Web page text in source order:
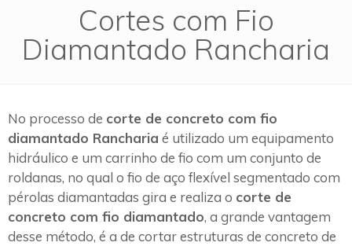
Cortes com Fio
Diamantado Rancharia
No processo de corte de concreto com fio
diamantado Rancharia é utilizado um equipamento
hidráulico e um carrinho de fio com um conjunto de
roldanas, no qual o fio de aço flexível segmentado com
pérolas diamantadas gira e realiza o corte de
concreto com fio diamantado, a grande vantagem
desse método, é a de cortar estruturas de concreto de